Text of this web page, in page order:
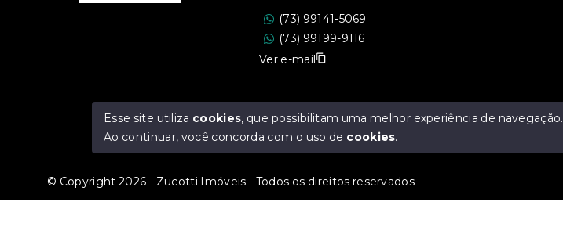
(73) 99141-5069
(73) 99199-9116
Ver e-mail
© Copyright 2026 - Zucotti Imóveis - Todos os direitos reservados
Esse site utiliza cookies, que possibilitam uma melhor experiência de navegação.
Ao continuar, você concorda com o uso de cookies.